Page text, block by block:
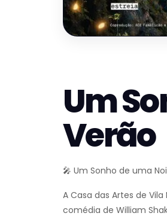
Um
Verão
🎤 Um Sonho de uma
A Casa das Artes de
comédia de William